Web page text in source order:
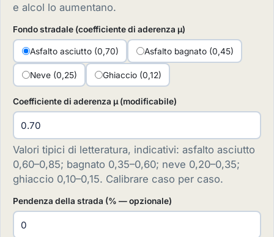
e alcol lo aumentano.
Fondo stradale (coefficiente di aderenza µ)
Asfalto asciutto (0,70) Asfalto bagnato (0,45)
Neve (0,25) Ghiaccio (0,12)
Coefficiente di aderenza µ (modificabile)
Valori tipici di letteratura, indicativi: asfalto asciutto
0,60–0,85; bagnato 0,35–0,60; neve 0,20–0,35;
ghiaccio 0,10–0,15. Calibrare caso per caso.
Pendenza della strada (% — opzionale)